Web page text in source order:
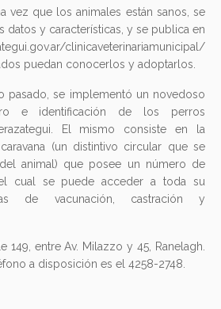
pasado, se implementó un novedoso
e identificación de los perros
El mismo consiste en la
(un distintivo circular que se
cual se puede acceder a toda su
de vacunación, castración y
149, entre Av. Milazzo y 45, Ranelagh.
a disposición es el 4258-2748.